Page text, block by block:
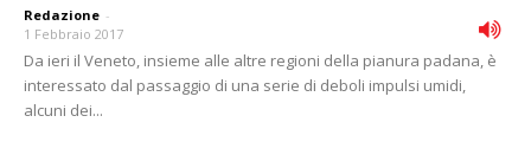
Redazione -
1 Febbraio 2017
Da ieri il Veneto, insieme alle altre regioni della pianura padana, è
interessato dal passaggio di una serie di deboli impulsi umidi,
alcuni dei...